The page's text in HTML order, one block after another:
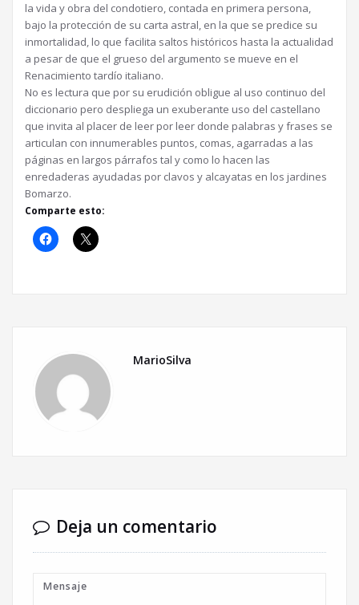
la vida y obra del condotiero, contada en primera persona,
bajo la protección de su carta astral, en la que se predice su
inmortalidad, lo que facilita saltos históricos hasta la actualidad
a pesar de que el grueso del argumento se mueve en el
Renacimiento tardío italiano.
No es lectura que por su erudición obligue al uso continuo del
diccionario pero despliega un exuberante uso del castellano
que invita al placer de leer por leer donde palabras y frases se
articulan con innumerables puntos, comas, agarradas a las
páginas en largos párrafos tal y como lo hacen las
enredaderas ayudadas por clavos y alcayatas en los jardines
Bomarzo.
Comparte esto:
MarioSilva
Deja un comentario